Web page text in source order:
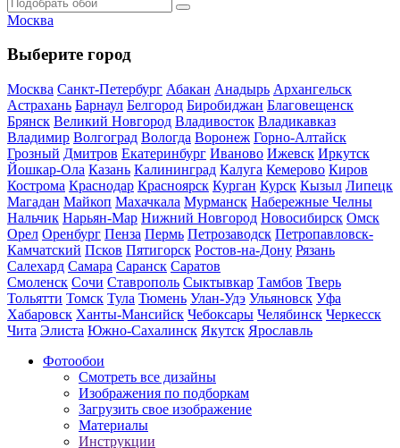
Москва
Выберите город
Москва Санкт-Петербург Абакан Анадырь Архангельск
Астрахань Барнаул Белгород Биробиджан Благовещенск
Брянск Великий Новгород Владивосток Владикавказ
Владимир Волгоград Вологда Воронеж Горно-Алтайск
Грозный Дмитров Екатеринбург Иваново Ижевск Иркутск
Йошкар-Ола Казань Калининград Калуга Кемерово Киров
Кострома Краснодар Красноярск Курган Курск Кызыл Липецк
Магадан Майкоп Махачкала Мурманск Набережные Челны
Нальчик Нарьян-Мар Нижний Новгород Новосибирск Омск
Орел Оренбург Пенза Пермь Петрозаводск Петропавловск-
Камчатский Псков Пятигорск Ростов-на-Дону Рязань
Салехард Самара Саранск Саратов
Смоленск Сочи Ставрополь Сыктывкар Тамбов Тверь
Тольятти Томск Тула Тюмень Улан-Удэ Ульяновск Уфа
Хабаровск Ханты-Мансийск Чебоксары Челябинск Черкесск
Чита Элиста Южно-Сахалинск Якутск Ярославль
Фотообои
Смотреть все дизайны
Изображения по подборкам
Загрузить свое изображение
Материалы
Инструкции